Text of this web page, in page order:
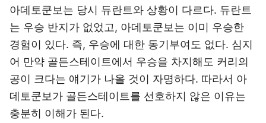
아데토쿤보는 당시 듀란트와 상황이 다르다. 듀란트
는 우승 반지가 없었고, 아데토쿤보는 이미 우승한
경험이 있다. 즉, 우승에 대한 동기부여도 없다. 심지
어 만약 골든스테이트에서 우승을 차지해도 커리의
공이 크다는 얘기가 나올 것이 자명하다. 따라서 아
데토쿤보가 골든스테이트를 선호하지 않은 이유는
충분히 이해가 된다.